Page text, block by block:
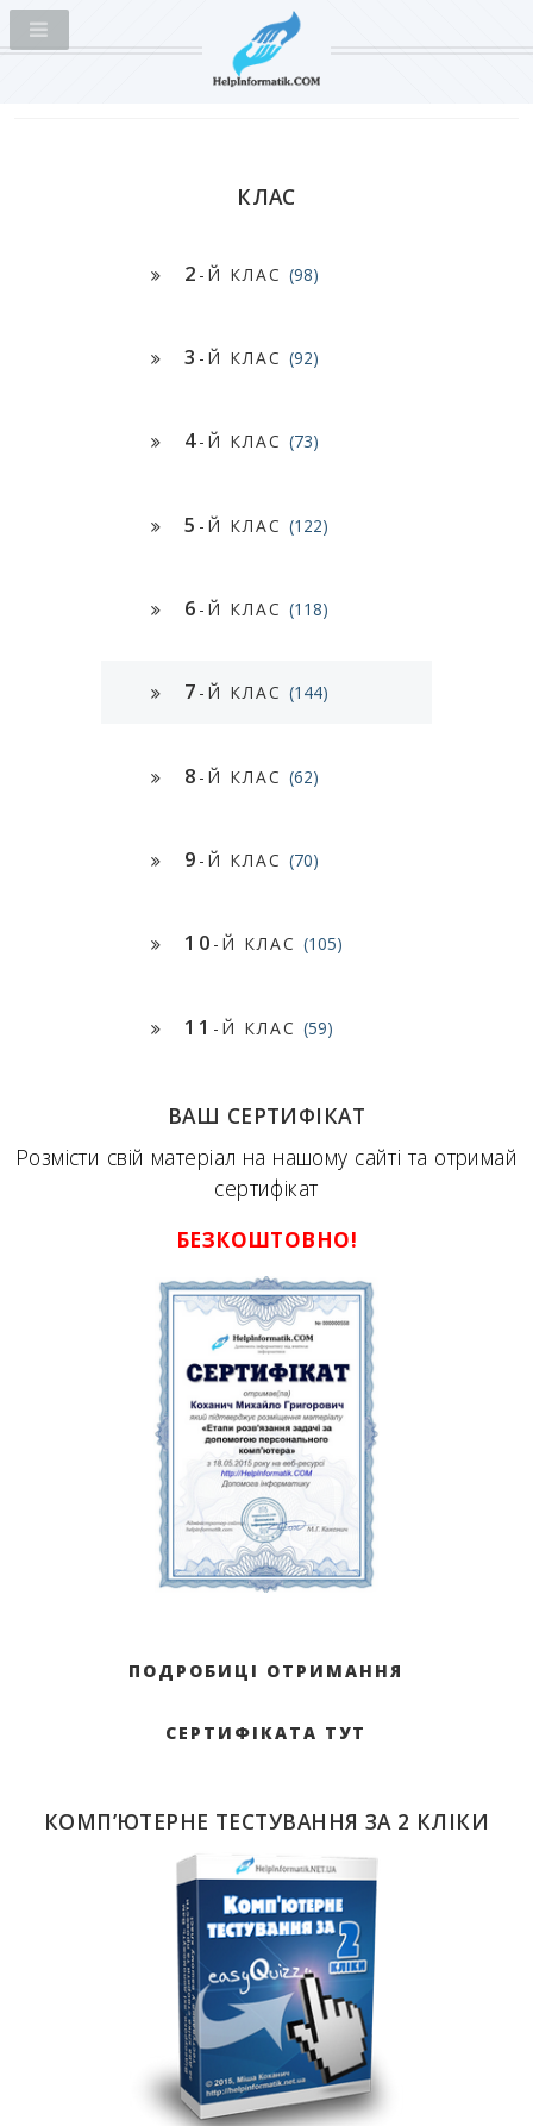
КЛАС
2 -Й КЛАС (98)
3 -Й КЛАС (92)
4-Й КЛАС (73)
5 -Й КЛАС (122)
6 -Й КЛАС (118)
7 -Й КЛАС (144)
8 -Й КЛАС (62)
9 -Й КЛАС (70)
10 -Й КЛАС (105)
11 -Й КЛАС (59)
ВАШ СЕРТИФІКАТ
Розмісти свій матеріал на нашому сайті та отримай
сертифікат
БЕЗКОШТОВНО!
ПОДРОБИЦІ ОТРИМАННЯ
СЕРТИФІКАТА ТУТ
КОМП’ЮТЕРНЕ ТЕСТУВАННЯ ЗА 2 КЛІКИ